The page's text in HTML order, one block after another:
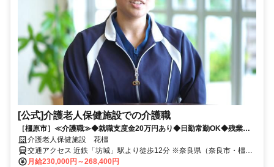
[公式]介護老人保健施設での介護職
［橿原市］≪介護職≫◆就職支度金20万円あり◆日勤常勤OK◆残業殆
どなし◆託児所あり◆福利厚生が充実
介護老人保健施設 花橿
交通アクセス 近鉄「坊城」駅より徒歩12分 ※奈良県（奈良市・橿原
市・大和高田市・吉野郡・五條市）や和歌山県橋本市など 奈良県
月給230,000円～268,400円